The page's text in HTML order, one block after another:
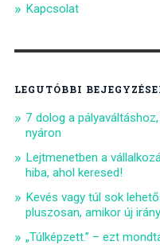
Kapcsolat
LEGUTÓBBI
7 dolog a
nyáron
Lejtmenetben a
hiba, ahol keresed!
Kevés vagy túl sok
pluszosan, amikor új
„Túlképzett.” – ezt